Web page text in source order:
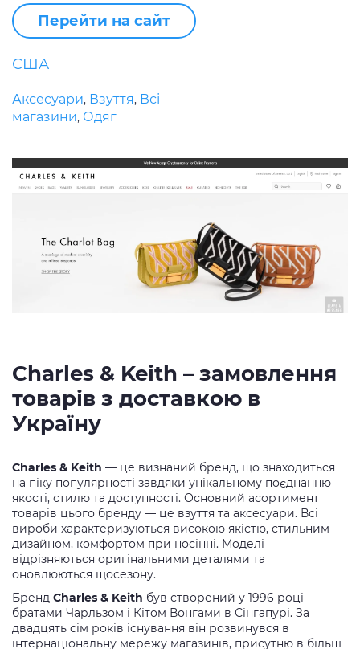
Перейти на сайт
США
Аксесуари, Взуття, Всі
магазини, Одяг
Charles & Keith – замовлення
товарів з доставкою в
Україну
Charles & Keith — це визнаний бренд, що знаходиться
на піку популярності завдяки унікальному поєднанню
якості, стилю та доступності. Основний асортимент
товарів цього бренду — це взуття та аксесуари. Всі
вироби характеризуються високою якістю, стильним
дизайном, комфортом при носінні. Моделі
відрізняються оригінальними деталями та
оновлюються щосезону.
Бренд Charles & Keith був створений у 1996 році
братами Чарльзом і Кітом Вонгами в Сінгапурі. За
двадцять сім років існування він розвинувся в
інтернаціональну мережу магазинів, присутню в більш